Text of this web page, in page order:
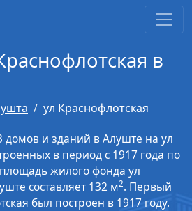
в
ул Краснофлотская
и зданий в Алуште на ул
в период с 1917 года по
жилого фонда ул
составляет 132 м2. Первый
был построен в 1917 году.